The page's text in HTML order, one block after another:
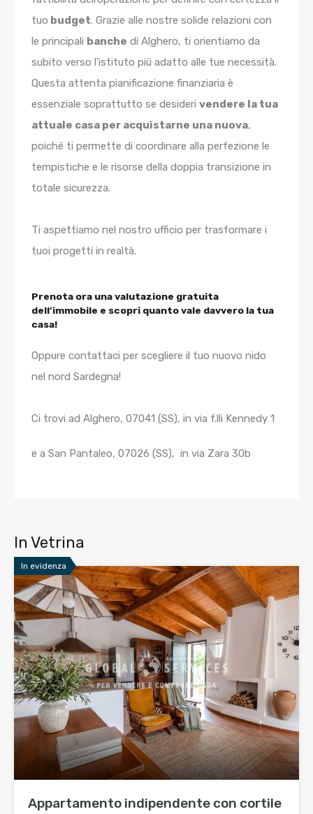
tuo budget. Grazie alle nostre solide relazioni con
le principali banche di Alghero, ti orientiamo da
subito verso l’istituto più adatto alle tue necessità.
Questa attenta pianificazione finanziaria è
essenziale soprattutto se desideri vendere la tua
attuale casa per acquistarne una nuova,
poiché ti permette di coordinare alla perfezione le
tempistiche e le risorse della doppia transizione in
totale sicurezza.
Ti aspettiamo nel nostro ufficio per trasformare i
tuoi progetti in realtà.
Prenota ora una valutazione gratuita
dell’immobile e scopri quanto vale davvero la tua
casa!
Oppure contattaci per scegliere il tuo nuovo nido
nel nord Sardegna!
Ci trovi ad Alghero, 07041 (SS), in via f.lli Kennedy 1
e a San Pantaleo, 07026 (SS), in via Zara 30b
In Vetrina
In evidenza
Appartamento indipendente con cortile